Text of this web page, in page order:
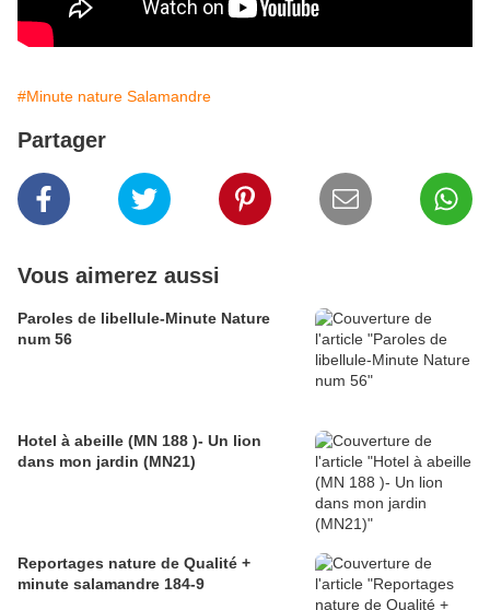
#Minute nature Salamandre
Partager
Vous aimerez aussi
Paroles de libellule-Minute Nature
num 56
Hotel à abeille (MN 188 )- Un lion
dans mon jardin (MN21)
Reportages nature de Qualité +
minute salamandre 184-9